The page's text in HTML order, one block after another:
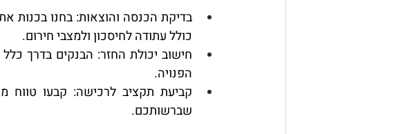
בדיקת הכנסה והוצאות
כולל עתודה לחיסכון ולמצבי חירום.
חישוב יכולת החזר
הפנויה.
קביעת תקציב לרכישה
שברשותכם.